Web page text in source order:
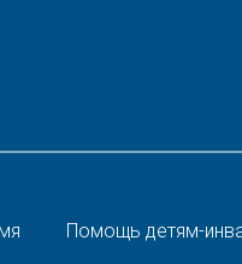
Помощь детям-